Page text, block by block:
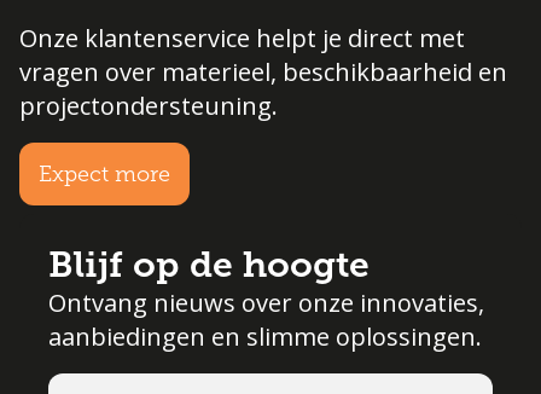
Onze klantenservice helpt je direct met
vragen over materieel, beschikbaarheid en
projectondersteuning.
Expect more
Blijf op de hoogte
Ontvang nieuws over onze innovaties,
aanbiedingen en slimme oplossingen.